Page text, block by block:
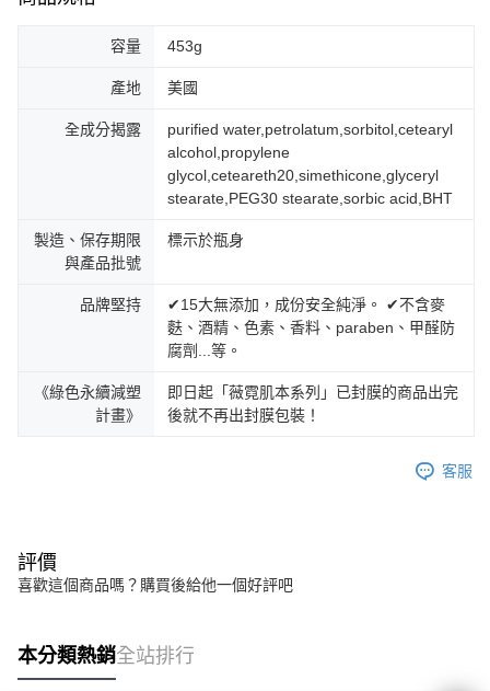
容量 453g
產地 美國
全成分揭露
purified water,petrolatum,sorbitol,cetearyl
alcohol,propylene
glycol,ceteareth20,simethicone,glyceryl
stearate,PEG30 stearate,sorbic acid,BHT
製造、保存期限
與產品批號
標示於瓶身
品牌堅持
✔15大無添加，成份安全純淨。 ✔不含麥
麩、酒精、色素、香料、paraben、甲醛防
腐劑...等。
《綠色永續減塑
計畫》
即日起「薇霓肌本系列」已封膜的商品出完
後就不再出封膜包裝！
客服
評價
喜歡這個商品嗎？購買後給他一個好評吧
本分類熱銷全站排行